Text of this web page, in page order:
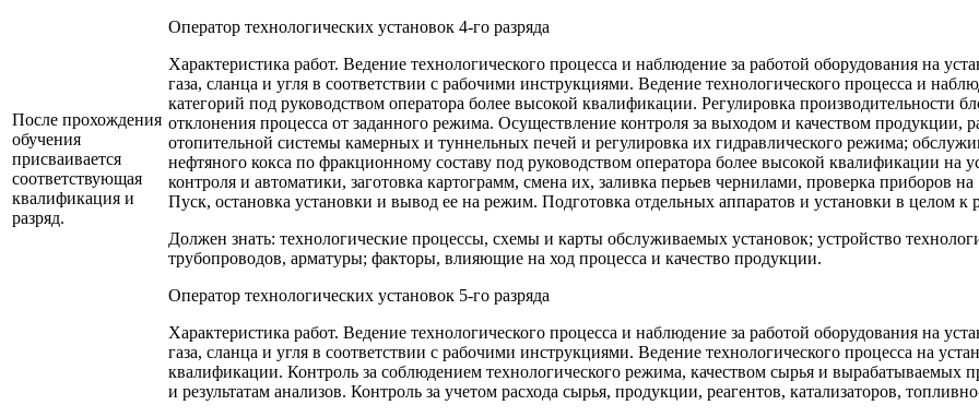
После прохождения
обучения
присваивается
соответствующая
квалификация и
разряд.
Оператор технологических установок 4-го разряда
Характеристика работ. Ведение технологического процесса и наблюдение за работой оборудования на
газа, сланца и угля в соответствии с рабочими инструкциями. Ведение технологического процесса и
категорий под руководством оператора более высокой квалификации. Регулировка производительности
отклонения процесса от заданного режима. Осуществление контроля за выходом и качеством продукции,
отопительной системы камерных и туннельных печей и регулировка их гидравлического режима;
нефтяного кокса по фракционному составу под руководством оператора более высокой квалификации на
контроля и автоматики, заготовка картограмм, смена их, заливка перьев чернилами, проверка приборов
Пуск, остановка установки и вывод ее на режим. Подготовка отдельных аппаратов и установки в целом к
Должен знать: технологические процессы, схемы и карты обслуживаемых установок; устройство
трубопроводов, арматуры; факторы, влияющие на ход процесса и качество продукции.
Оператор технологических установок 5-го разряда
Характеристика работ. Ведение технологического процесса и наблюдение за работой оборудования на
газа, сланца и угля в соответствии с рабочими инструкциями. Ведение технологического процесса на
квалификации. Контроль за соблюдением технологического режима, качеством сырья и вырабатываемых
и результатам анализов. Контроль за учетом расхода сырья, продукции, реагентов, катализаторов,